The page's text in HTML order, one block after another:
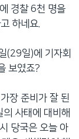
경찰 6천 명을
하네요.
(29일)에 기자회
보였죠?
장 준비가 잘 된
사태에 대비해
당국은 오늘 아